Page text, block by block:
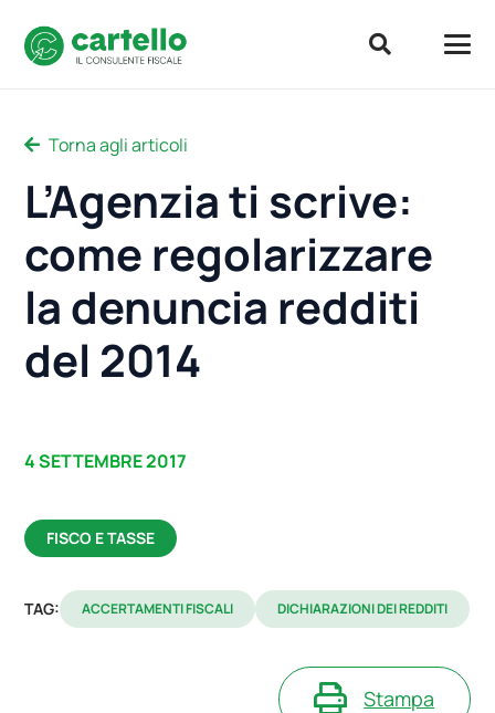
Torna agli articoli
L’Agenzia ti scrive:
come regolarizzare
la denuncia redditi
del 2014
4 SETTEMBRE 2017
FISCO E TASSE
TAG: ACCERTAMENTI FISCALI DICHIARAZIONI DEI REDDITI
Stampa